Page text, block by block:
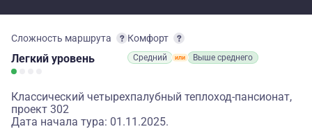
Сложность маршрута
Легкий уровень
Комфорт
Средний Выше среднего
Классический четырехпалубный теплоход-пансионат,
проект 302
Дата начала тура: 01.11.2025.